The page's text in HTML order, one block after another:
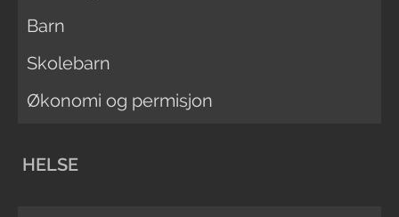
Barn
Skolebarn
Økonomi og permisjon
HELSE